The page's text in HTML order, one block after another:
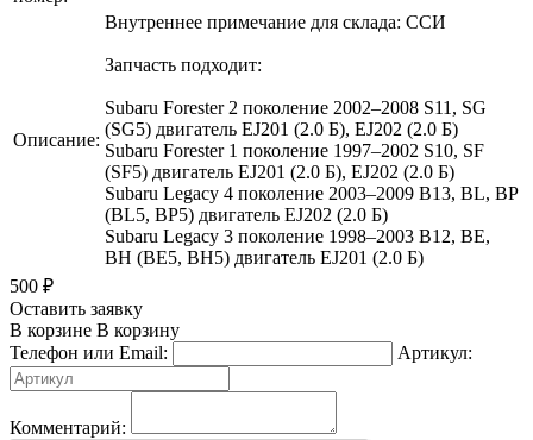
Описание:
Внутреннее примечание для склада: ССИ
Запчасть подходит:
Subaru Forester 2 поколение 2002–2008 S11, SG
(SG5) двигатель EJ201 (2.0 Б), EJ202 (2.0 Б)
Subaru Forester 1 поколение 1997–2002 S10, SF
(SF5) двигатель EJ201 (2.0 Б), EJ202 (2.0 Б)
Subaru Legacy 4 поколение 2003–2009 B13, BL, BP
(BL5, BP5) двигатель EJ202 (2.0 Б)
Subaru Legacy 3 поколение 1998–2003 B12, BE,
BH (BE5, BH5) двигатель EJ201 (2.0 Б)
500 ₽
Оставить заявку
В корзине В корзину
Телефон или Email:
Артикул:
Комментарий: